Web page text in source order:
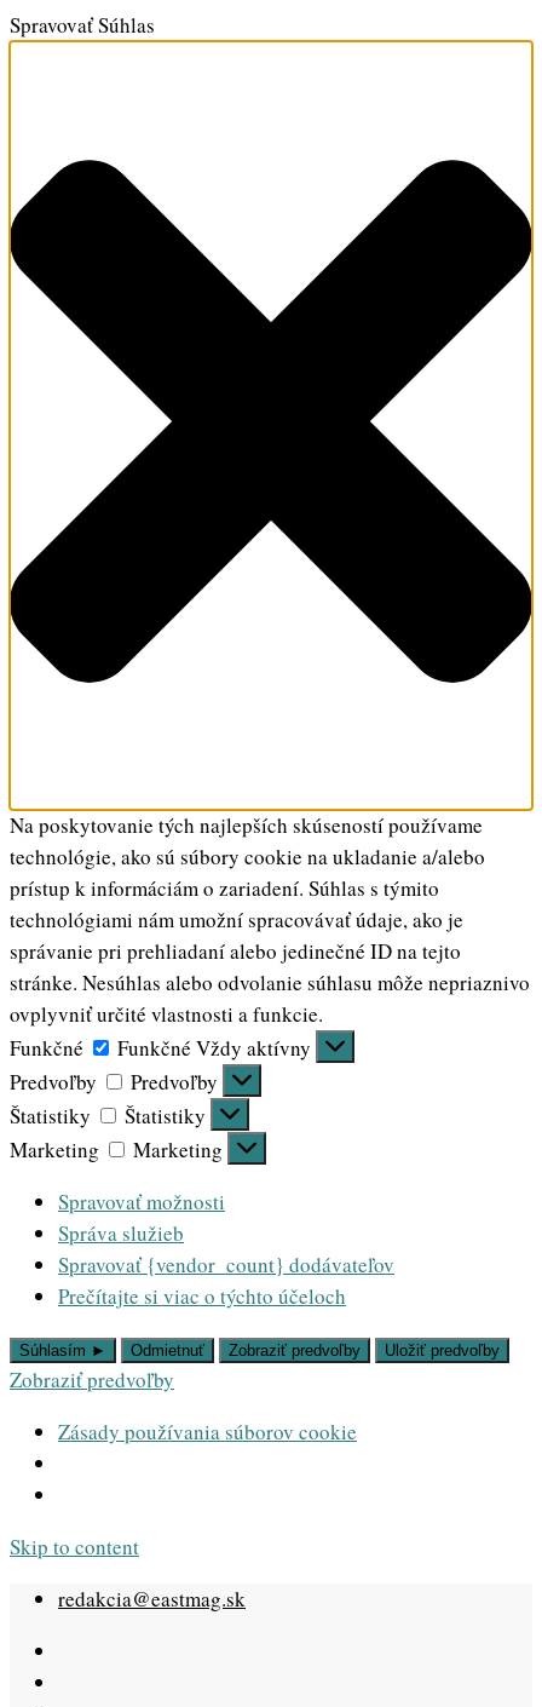
Spravovať Súhlas
Na poskytovanie tých najlepších skúseností používame
technológie, ako sú súbory cookie na ukladanie a/alebo
prístup k informáciám o zariadení. Súhlas s týmito
technológiami nám umožní spracovávať údaje, ako je
správanie pri prehliadaní alebo jedinečné ID na tejto
stránke. Nesúhlas alebo odvolanie súhlasu môže nepriaznivo
ovplyvniť určité vlastnosti a funkcie.
Funkčné
Funkčné Vždy aktívny
Predvoľby
Predvoľby
Štatistiky
Štatistiky
Marketing
Marketing
Spravovať možnosti
Správa služieb
Spravovať {vendor_count} dodávateľov
Prečítajte si viac o týchto účeloch
Súhlasím ► Odmietnuť Zobraziť predvoľby Uložiť predvoľby
Zobraziť predvoľby
Zásady používania súborov cookie
Skip to content
redakcia@eastmag.sk